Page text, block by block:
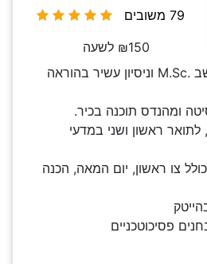
79 משובים
₪150 לשעה
תואר שני במדעי המחשב .M.Sc וניסיון עשיר בהוראה
ומהנדס תוכנה בכיר.
ראשון ושני במדעי
צו ראשון, יום המאה, הכנה
פסיכוטכניים